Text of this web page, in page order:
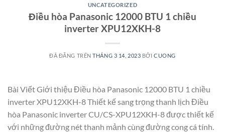
UNCATEGORIZED
Điều hòa Panasonic 12000 BTU 1 chiều
inverter XPU12XKH-8
ĐÃ ĐĂNG TRÊNTHÁNG 3 14, 2023 BỞICUONG
Bài Viết Giới thiệu Điều hòa Panasonic 12000 BTU 1 chiều
inverter XPU12XKH-8 Thiết kế sang trọng thanh lịch Điều
hòa Panasonic inverter CU/CS-XPU12XKH-8 được thiết kế
với những đường nét thanh mảnh cùng đường cong cá tính.